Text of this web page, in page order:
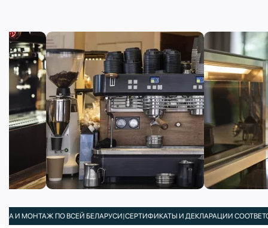
ПО ВСЕЙ БЕЛАРУСИ|СЕРТИФИКАТЫ И ДЕКЛАРАЦИИ СООТВЕТСТВИЯ В